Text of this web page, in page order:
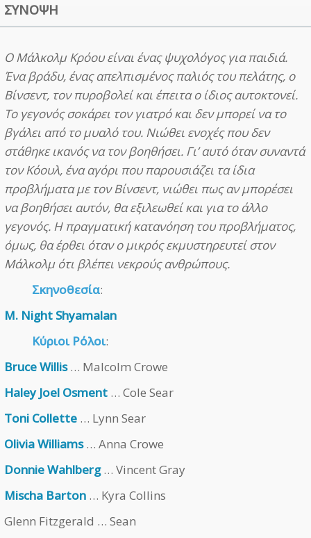
ΣΥΝΟΨΗ
Ο Μάλκολμ Κρόου είναι ένας ψυχολόγος για παιδιά.
Ένα βράδυ, ένας απελπισμένος παλιός του πελάτης, ο
Βίνσεντ, τον πυροβολεί και έπειτα ο ίδιος αυτοκτονεί.
Το γεγονός σοκάρει τον γιατρό και δεν μπορεί να το
βγάλει από το μυαλό του. Νιώθει ενοχές που δεν
στάθηκε ικανός να τον βοηθήσει. Γι’ αυτό όταν συναντά
τον Κόουλ, ένα αγόρι που παρουσιάζει τα ίδια
προβλήματα με τον Βίνσεντ, νιώθει πως αν μπορέσει
να βοηθήσει αυτόν, θα εξιλεωθεί και για το άλλο
γεγονός. Η πραγματική κατανόηση του προβλήματος,
όμως, θα έρθει όταν ο μικρός εκμυστηρευτεί στον
Μάλκολμ ότι βλέπει νεκρούς ανθρώπους.
Σκηνοθεσία:
M. Night Shyamalan
Κύριοι Ρόλοι:
Bruce Willis… Malcolm Crowe
Haley Joel Osment … Cole Sear
Toni Collette … Lynn Sear
Olivia Williams… Anna Crowe
Donnie Wahlberg… Vincent Gray
Mischa Barton … Kyra Collins
Glenn Fitzgerald … Sean